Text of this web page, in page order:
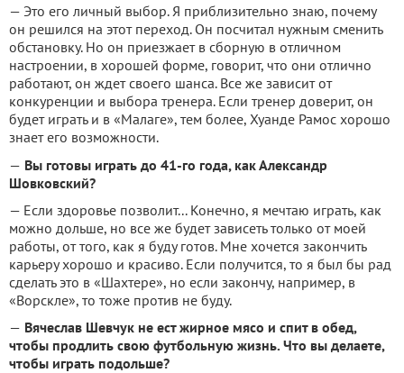
— Это его личный выбор. Я приблизительно знаю, почему
он решился на этот переход. Он посчитал нужным сменить
обстановку. Но он приезжает в сборную в отличном
настроении, в хорошей форме, говорит, что они отлично
работают, он ждет своего шанса. Все же зависит от
конкуренции и выбора тренера. Если тренер доверит, он
будет играть и в «Малаге», тем более, Хуанде Рамос хорошо
знает его возможности.
— Вы готовы играть до 41-го года, как Александр
Шовковский?
— Если здоровье позволит... Конечно, я мечтаю играть, как
можно дольше, но все же будет зависеть только от моей
работы, от того, как я буду готов. Мне хочется закончить
карьеру хорошо и красиво. Если получится, то я был бы рад
сделать это в «Шахтере», но если закончу, например, в
«Ворскле», то тоже против не буду.
— Вячеслав Шевчук не ест жирное мясо и спит в обед,
чтобы продлить свою футбольную жизнь. Что вы делаете,
чтобы играть подольше?